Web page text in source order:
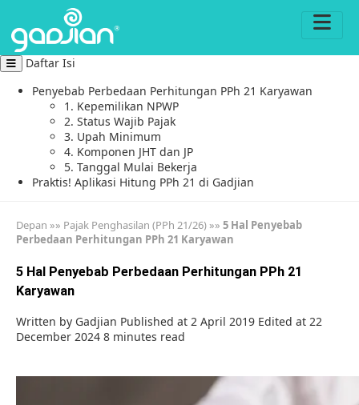
Daftar Isi
Penyebab Perbedaan Perhitungan PPh 21 Karyawan
1. Kepemilikan NPWP
2. Status Wajib Pajak
3. Upah Minimum
4. Komponen JHT dan JP
5. Tanggal Mulai Bekerja
Praktis! Aplikasi Hitung PPh 21 di Gadjian
Depan »» Pajak Penghasilan (PPh 21/26) »» 5 Hal Penyebab
Perbedaan Perhitungan PPh 21 Karyawan
5 Hal Penyebab Perbedaan Perhitungan PPh 21
Karyawan
Written by Gadjian Published at 2 April 2019 Edited at 22
December 2024 8 minutes read